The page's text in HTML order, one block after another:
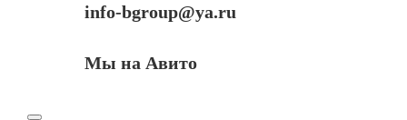
info-bgroup@ya.ru
Мы на Авито